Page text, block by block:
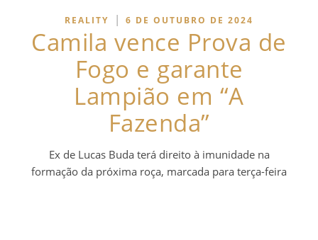
REALITY | 6 DE OUTUBRO DE 2024
Camila vence Prova de
Fogo e garante
Lampião em “A
Fazenda”
Ex de Lucas Buda terá direito à imunidade na
formação da próxima roça, marcada para terça-feira